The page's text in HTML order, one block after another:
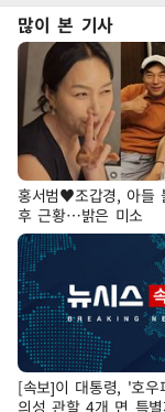
많이 본 기사
홍서범♥조갑경, 아들
후 근황…밝은 미소
[속보]이 대통령, '호우
의성 관할 4개 면 특별